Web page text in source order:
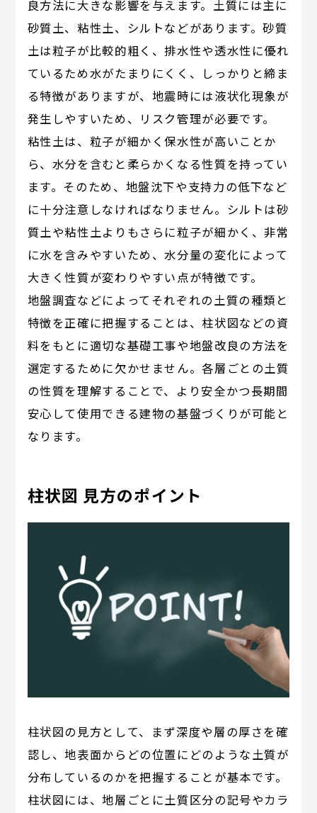
良方法に大きな影響を与えます。土質には主に
砂質土、粘性土、シルトなどがあります。砂質
土は粒子が比較的粗く、排水性や透水性に優れ
ているため水がたまりにくく、しっかりと締ま
る特徴がありますが、地震時には液状化現象が
発生しやすいため、リスク管理が必要です。
粘性土は、粒子が細かく保水性が高いことか
ら、水分を含むと柔らかくなる性質を持ってい
ます。そのため、地盤沈下や支持力の低下など
に十分注意しなければなりません。シルトは砂
質土や粘性土よりもさらに粒子が細かく、非常
に水を含みやすいため、水分量の変化によって
大きく性質が変わりやすい点が特徴です。
地盤調査などによってそれぞれの土質の種類と
特徴を正確に把握することは、柱状図などの資
料をもとに適切な基礎工事や地盤改良の方法を
選定するために欠かせません。各層ごとの土質
の性質を理解することで、より安全かつ長期間
安心して使用できる建物の基盤づくりが可能と
なります。
柱状図 見方のポイント
柱状図の見方として、まず深度や層の厚さを確
認し、地表面からどの位置にどのような土質が
分布しているのかを把握することが基本です。
柱状図には、地層ごとに土質区分の記号やカラ